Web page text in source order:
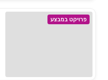
פרויקט במבצע